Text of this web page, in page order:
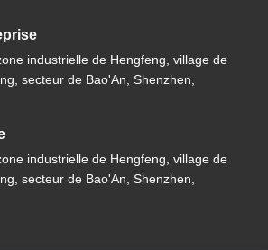
industrielle de Hengfeng, village de
secteur de Bao'An, Shenzhen,
industrielle de Hengfeng, village de
secteur de Bao'An, Shenzhen,